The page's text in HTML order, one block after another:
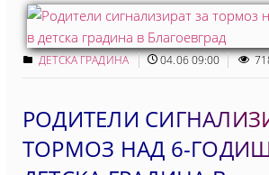
ДЕТСКА ГРАДИНА 04.06 09:00
РОДИТЕЛИ
ТОРМОЗ НАД 6-